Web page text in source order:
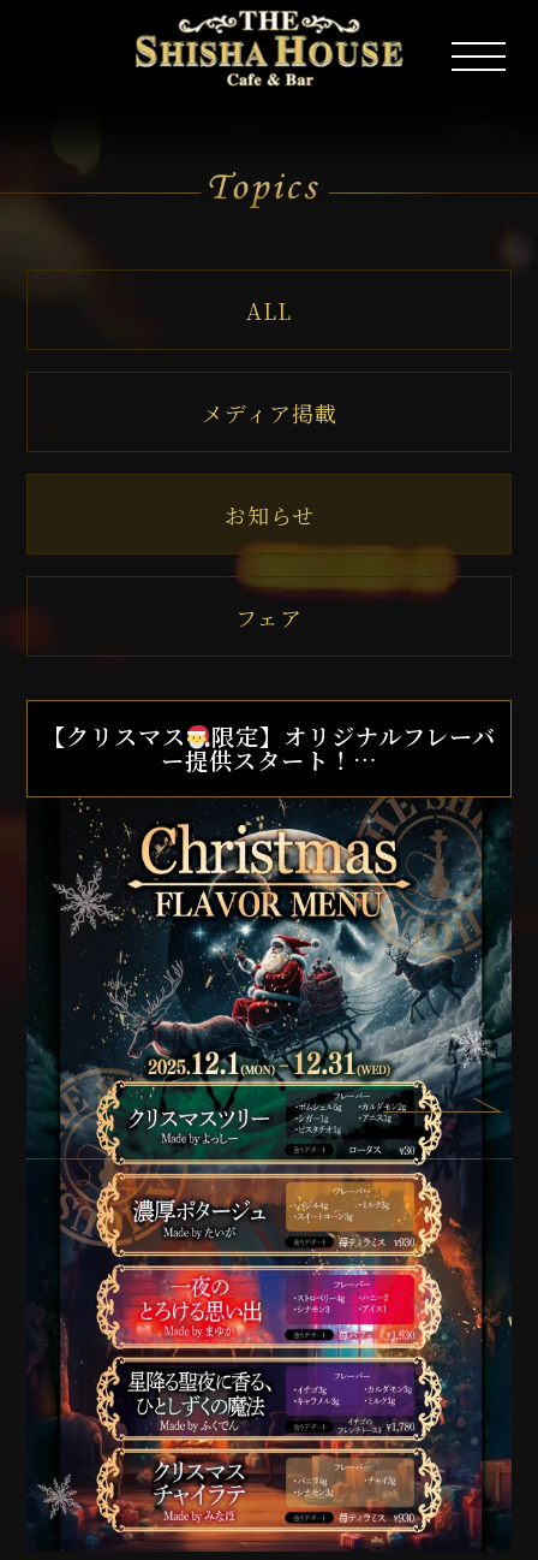
ALL
メディア掲載
お知らせ
フェア
【クリスマス 限定】オリジナルフレーバ
ー提供スタート！…